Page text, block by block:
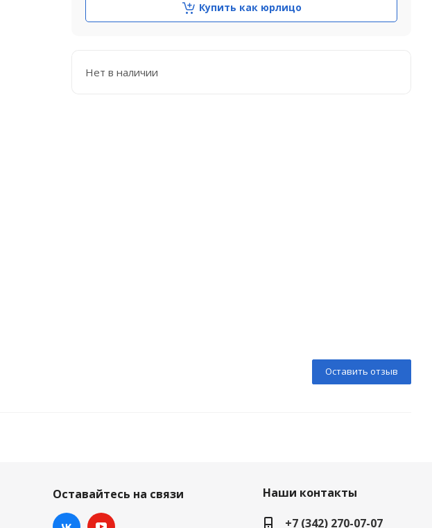
Купить как юрлицо
Нет в наличии
Оставить отзыв
Оставайтесь на связи
Наши контакты
+7 (342) 270-07-07